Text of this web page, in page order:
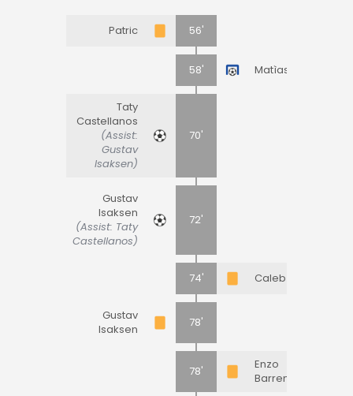
Patric 56'
58' Matìas Soulé
Taty
Castellanos
(Assist:
Gustav
Isaksen)
70'
Gustav
Isaksen
(Assist: Taty
Castellanos)
72'
74' Caleb Okoli
Gustav
Isaksen
78'
78'
Enzo
Barrenechea